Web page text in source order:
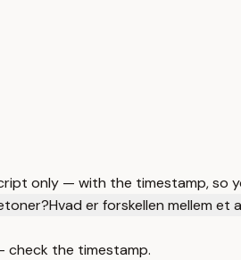
only — with the timestamp, so
Hvad er forskellen mellem et
check the timestamp.